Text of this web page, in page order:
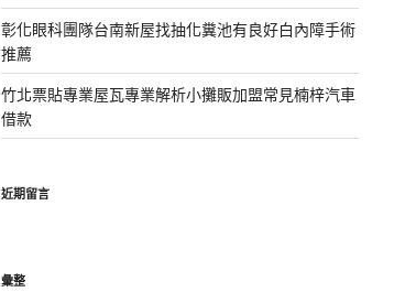
彰化眼科團隊台南新屋找抽化糞池有良好白內障手術
推薦
竹北票貼專業屋瓦專業解析小攤販加盟常見楠梓汽車
借款
近期留言
彙整